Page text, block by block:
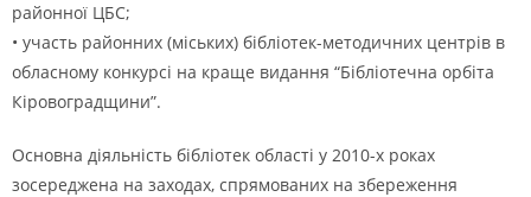
районної ЦБС;
• участь районних (міських) бібліотек-методичних центрів в
обласному конкурсі на краще видання “Бібліотечна орбіта
Кіровоградщини”.
Основна діяльність бібліотек області у 2010-х роках
зосереджена на заходах, спрямованих на збереження